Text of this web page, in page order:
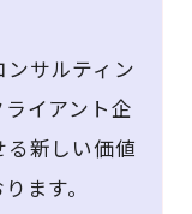
サルティン
イアント企
新しい価値
ます。